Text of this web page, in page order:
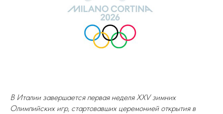
В Италии завершается первая неделя XXV зимних
Олимпийских игр, стартовавших церемонией открытия в